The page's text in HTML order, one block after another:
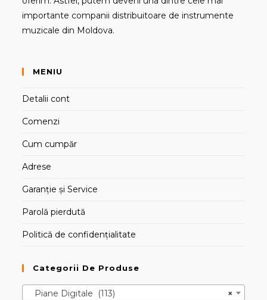
importante companii distribuitoare de instrumente
muzicale din Moldova.
MENIU
Detalii cont
Comenzi
Cum cumpăr
Adrese
Garanție și Service
Parolă pierdută
Politică de confidențialitate
Categorii De Produse
×
Piane Digitale (113)